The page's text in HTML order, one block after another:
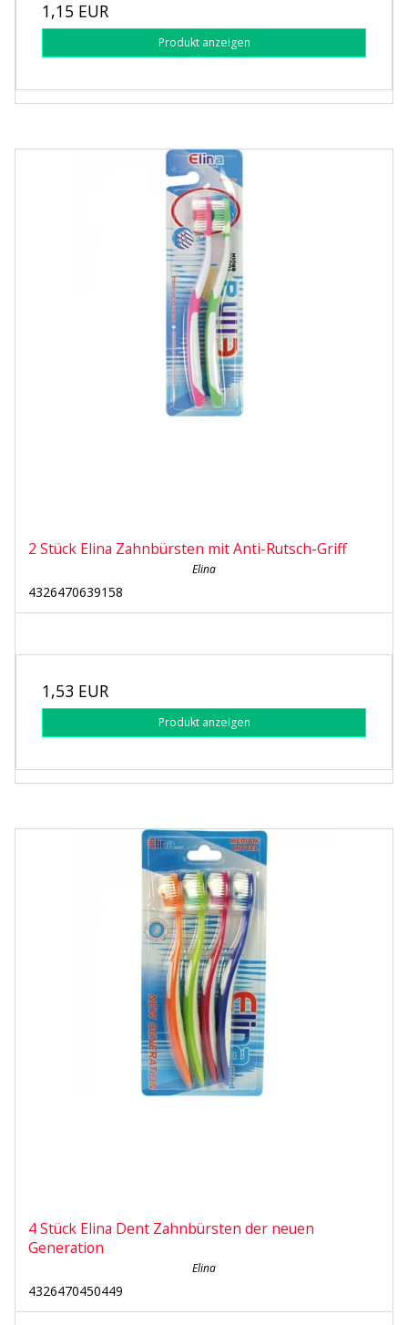
1,15 EUR
Produkt anzeigen
2 Stück Elina Zahnbürsten mit Anti-Rutsch-Griff
Elina
4326470639158
1,53 EUR
Produkt anzeigen
4 Stück Elina Dent Zahnbürsten der neuen
Generation
Elina
4326470450449